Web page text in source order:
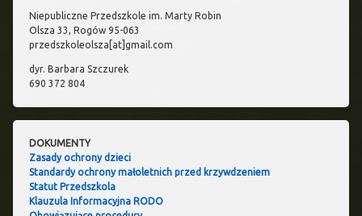
Niepubliczne Przedszkole im. Marty Robin
Olsza 33, Rogów 95-063
przedszkoleolsza[at]gmail.com
dyr. Barbara Szczurek
690 372 804
DOKUMENTY
Zasady ochrony dzieci
Standardy ochrony małoletnich przed krzywdzeniem
Statut Przedszkola
Klauzula Informacyjna RODO